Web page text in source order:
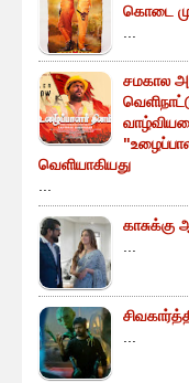
கொடை
சமகால
வெளியாகியது